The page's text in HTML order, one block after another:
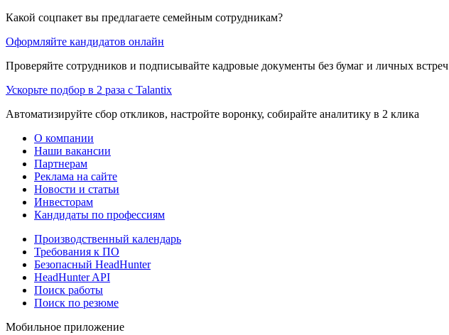
Какой соцпакет вы предлагаете семейным сотрудникам?
Оформляйте кандидатов онлайн
Проверяйте сотрудников и подписывайте кадровые документы без бумаг и личных встреч
Ускорьте подбор в 2 раза с Talantix
Автоматизируйте сбор откликов, настройте воронку, собирайте аналитику в 2 клика
О компании
Наши вакансии
Партнерам
Реклама на сайте
Новости и статьи
Инвесторам
Кандидаты по профессиям
Производственный календарь
Требования к ПО
Безопасный HeadHunter
HeadHunter API
Поиск работы
Поиск по резюме
Мобильное приложение